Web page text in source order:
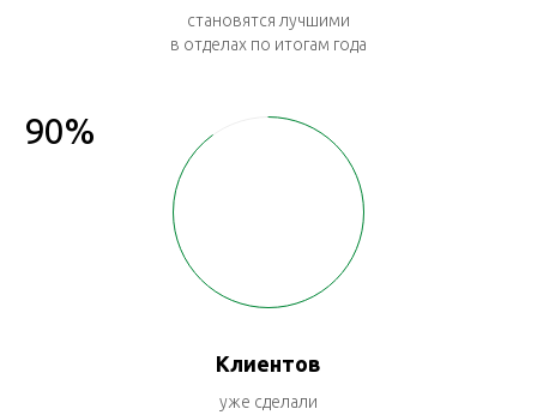
становятся лучшими
в отделах по итогам года
90%
Клиентов
уже сделали